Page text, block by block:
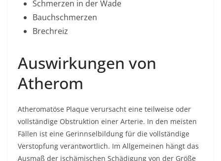
Schmerzen in der Wade
Bauchschmerzen
Brechreiz
Auswirkungen von
Atherom
Atheromatöse Plaque verursacht eine teilweise oder
vollständige Obstruktion einer Arterie. In den meisten
Fällen ist eine Gerinnselbildung für die vollständige
Verstopfung verantwortlich. Im Allgemeinen hängt das
Ausmaß der ischämischen Schädigung von der Größe